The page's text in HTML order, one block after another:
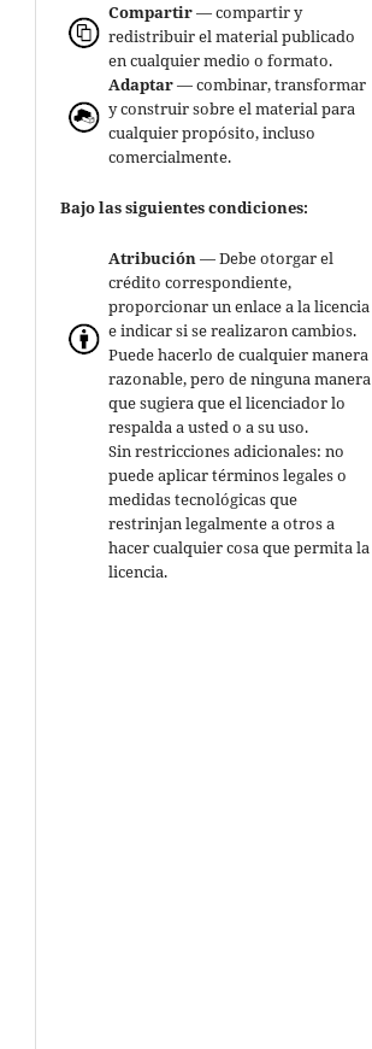
Compartir— compartir y
redistribuir el material publicado
en cualquier medio o formato.
Adaptar— combinar, transformar
y construir sobre el material para
cualquier propósito, incluso
comercialmente.
Bajo las siguientes condiciones:
Atribución— Debe otorgar el
crédito correspondiente,
proporcionar un enlace a la licencia
e indicar si se realizaron cambios.
Puede hacerlo de cualquier manera
razonable, pero de ninguna manera
que sugiera que el licenciador lo
respalda a usted o a su uso.
Sin restricciones adicionales: no
puede aplicar términos legales o
medidas tecnológicas que
restrinjan legalmente a otros a
hacer cualquier cosa que permita la
licencia.